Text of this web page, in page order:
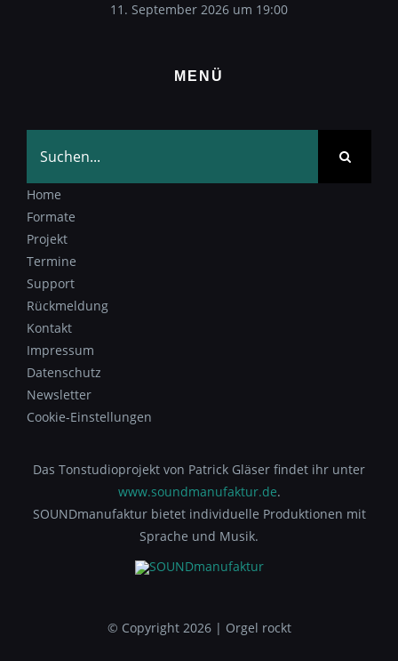
11. September 2026 um 19:00
MENÜ
nach:
Home
Formate
Projekt
Termine
Support
Rückmeldung
Kontakt
Impressum
Datenschutz
Newsletter
Cookie-Einstellungen
Das Tonstudioprojekt von Patrick Gläser findet ihr unter
www.soundmanufaktur.de.
SOUNDmanufaktur bietet individuelle Produktionen mit
Sprache und Musik.
© Copyright 2026 | Orgel rockt